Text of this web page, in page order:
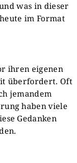
was in dieser
im Format
ihren eigenen
überfordert. Oft
jemandem
haben viele
Gedanken